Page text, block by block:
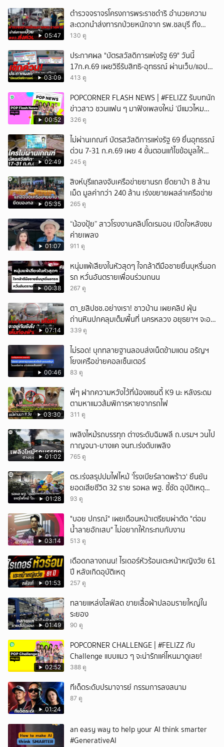
05:47
ตำรวจจราจรโครงการพระราชดำริ อำนวยความ
สะดวกนำส่งทารกป่วยหนักจาก รพ.ชลบุรี ถึง
รพ.ศิริราช
130 ดู
03:09
ประกาศผล "บัตรสวัสดิการแห่งรัฐ 69" วันนี้
17ก.ค.69 เผยวิธีรับสิทธิ-อุทธรณ์ ผ่านเว็บ/แอป
เป๋าตัง/ทางรัฐ
413 ดู
00:52
POPCORNER FLASH NEWS | #FELIZZ รับบทนัก
ข่าวสาว ชวนแฟน ๆ มาฟังเพลงใหม่ ‘มีแมวไหม
(Catch Me If You Can)’
326 ดู
02:49
ไม่ผ่านเกณฑ์ บัตรสวัสดิการแห่งรัฐ 69 ยื่นอุทธรณ์
ด่วน 7-31 ก.ค.69 เผย 4 ขั้นตอนแก้ไขข้อมูลให้
ผ่านสิทธิ
245 ดู
05:35
สิงห์บุรีแถลงจับเครือข่ายยานรก ยึดยาบ้า 8 ล้าน
เม็ด มูลค่ากว่า 240 ล้าน เร่งขยายผลล่าเครือข่าย
265 ดู
01:07
“น้องปุ้ย” สาวโรงงานคลิปโดเรมอน เปิดใจหลังซบ
ค่ายเพลง
911 ดู
00:38
หนุ่มแพ้เสียงในหัวสุดๆ ใจกล้าตีมือชายยื่นบุหรี่นอก
รถ หวั่นอันตรายเพื่อนร่วมถนน
267 ดู
07:14
ตา_ยสิปชช.อย่างเรา! ชาวบ้าน เผยคลิป ฝุ่น
ถ่านหินปกคลุมเต็มพื้นที่ นครหลวง อยุธยาฯ จะอยู่
กันยังไง
339 ดู
00:46
ไม่รอด! บุกทลายฐานลอบส่งเน็ตข้ามแดน อรัญฯ
โยงเครือข่ายคอลเซ็นเตอร์
83 ดู
03:30
พี่ๆ ฝากความหวังไว้ที่น้องแซนดี้ K9 นะ หลังระดม
ตามหาแมวส้มพิการหายจากรถไฟ
311 ดู
01:02
เพลิงไหม้รถบรรทุก ต่างระดับฉิมพลี ถ.บรมฯ วนไป
กาญจนา-บางแค จนท.เร่งดับเพลิง
765 ดู
01:28
ตร.เร่งสรุปปมไฟไหม้ 'โรงเบียร์ลาดพร้าว' ยืนยัน
ยอดเสียชีวิต 32 ราย รอผล พฐ. ชี้ชัด อุบัติเหตุ
หรือประมาท
93 ดู
03:14
"บอย ปกรณ์" เผยเดือนหน้าเตรียมผ่าตัด "ต่อม
น้ำลายอักเสบ" ไม่อยากให้กระทบกับงาน
513 ดู
01:53
เดือดกลางถนน! ไรเดอร์หัวร้อนเตะหน้าหญิงวัย 61
ปี หลังเกิดอุบัติเหตุ
257 ดู
01:49
ทลายแหล่งไลฟ์สด ขายเสื้อผ้าปลอมรายใหญ่ใน
ระยอง
90 ดู
02:52
POPCORNER CHALLENGE | #FELIZZ กับ
Challenge แบบแมว ๆ จะน่ารักแค่ไหนมาดูเลย!
388 ดู
01:24
ทีเด็ดระดับปรมาจารย์ กรรมการลงสนาม
87 ดู
an easy way to help your AI think smarter
#GenerativeAI